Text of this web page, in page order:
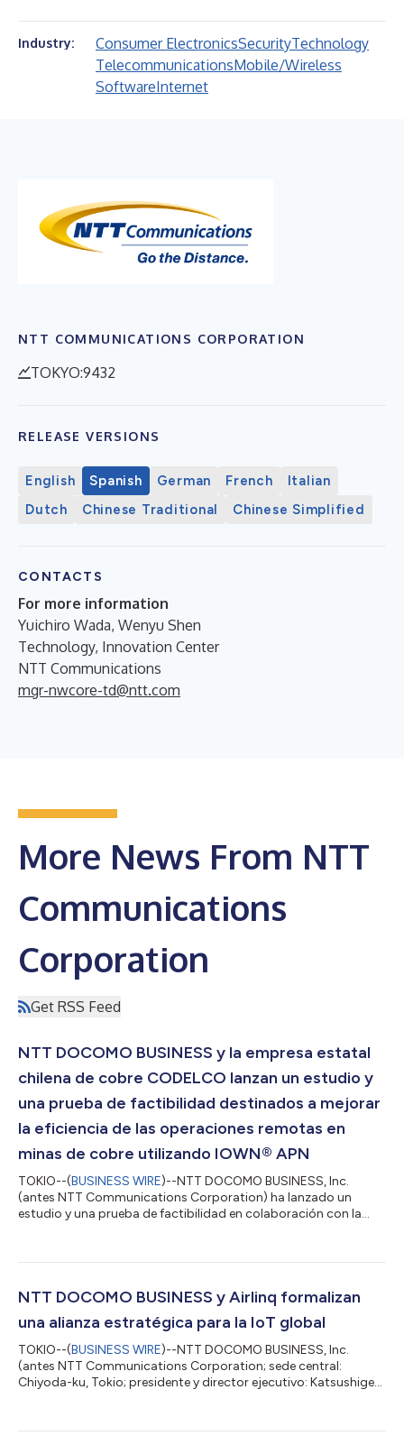
Industry: Consumer ElectronicsSecurityTechnology
TelecommunicationsMobile/Wireless
SoftwareInternet
NTT COMMUNICATIONS CORPORATION
TOKYO:9432
RELEASE VERSIONS
English Spanish German French
Italian
Dutch
Chinese Traditional Chinese Simplified
CONTACTS
For more information
Yuichiro Wada, Wenyu Shen
Technology, Innovation Center
NTT Communications
mgr-nwcore-td@ntt.com
More News From NTT
Communications
Corporation
Get RSS Feed
NTT DOCOMO BUSINESS y la empresa estatal
chilena de cobre CODELCO lanzan un estudio y
una prueba de factibilidad destinados a mejorar
la eficiencia de las operaciones remotas en
minas de cobre utilizando IOWN® APN
TOKIO--(BUSINESS WIRE)--NTT DOCOMO BUSINESS, Inc.
(antes NTT Communications Corporation) ha lanzado un
estudio y una prueba de factibilidad en colaboración con la
CODELCO mediante una red IOWN® All-Photonics Network
investigación encargado por el Ministerio de Asuntos Internos y
Comunicaciones de Japón.2 Para hacer frente a los de...
NTT DOCOMO BUSINESS y Airlinq formalizan
una alianza estratégica para la IoT global
TOKIO--(BUSINESS WIRE)--NTT DOCOMO BUSINESS, Inc.
(antes NTT Communications Corporation; sede central:
Chiyoda-ku, Tokio; presidente y director ejecutivo: Katsushige
proveedor global de soluciones AIoT y plataforma de gestión